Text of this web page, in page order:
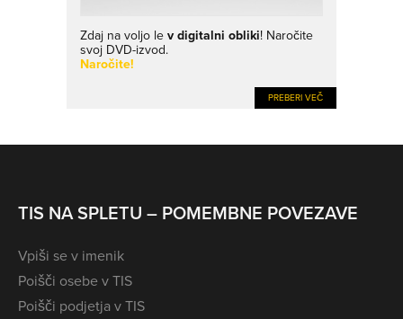
Zdaj na voljo lev digitalni obliki! Naročite
svoj DVD-izvod.
Naročite!
PREBERI VEČ
TIS NA SPLETU – POMEMBNE POVEZAVE
Vpiši se v imenik
Poišči osebe v TIS
Poišči podjetja v TIS